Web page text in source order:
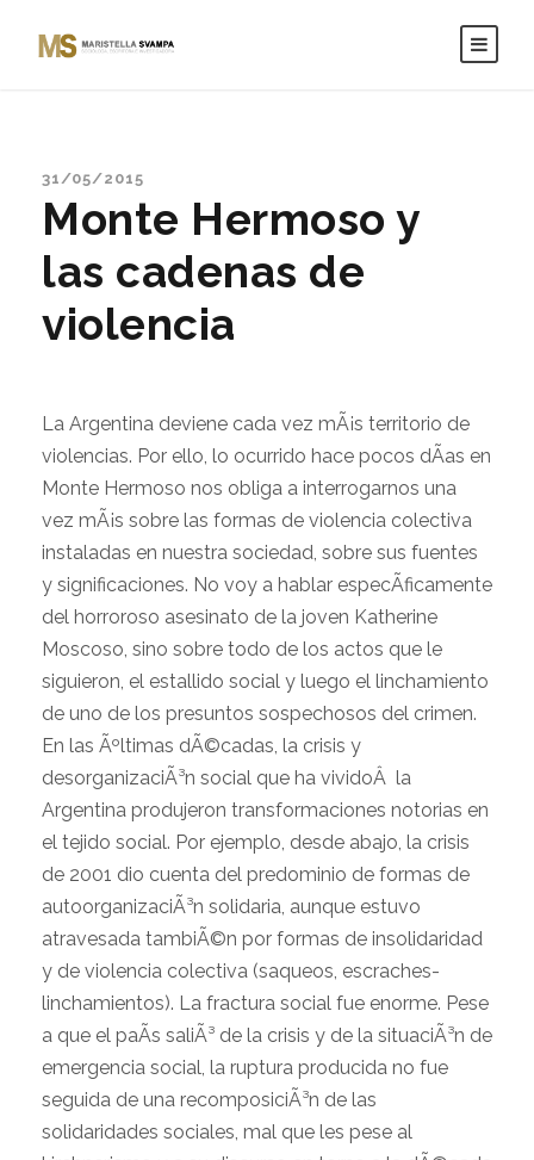
31/05/2015
Monte Hermoso y
las cadenas de
violencia
La Argentina deviene cada vez mÃ¡s territorio de
violencias. Por ello, lo ocurrido hace pocos dÃ­as en
Monte Hermoso nos obliga a interrogarnos una
vez mÃ¡s sobre las formas de violencia colectiva
instaladas en nuestra sociedad, sobre sus fuentes
y significaciones. No voy a hablar especÃ­ficamente
del horroroso asesinato de la joven Katherine
Moscoso, sino sobre todo de los actos que le
siguieron, el estallido social y luego el linchamiento
de uno de los presuntos sospechosos del crimen.
En las Ãºltimas dÃ©cadas, la crisis y
desorganizaciÃ³n social que ha vividoÂ la
Argentina produjeron transformaciones notorias en
el tejido social. Por ejemplo, desde abajo, la crisis
de 2001 dio cuenta del predominio de formas de
autoorganizaciÃ³n solidaria, aunque estuvo
atravesada tambiÃ©n por formas de insolidaridad
y de violencia colectiva (saqueos, escraches-
linchamientos). La fractura social fue enorme. Pese
a que el paÃ­s saliÃ³ de la crisis y de la situaciÃ³n de
emergencia social, la ruptura producida no fue
seguida de una recomposiciÃ³n de las
solidaridades sociales, mal que les pese al